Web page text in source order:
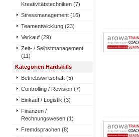
Kreativitätstechniken (7)
Stressmanagement (16)
Teamentwicklung (23)
Verkauf (29)
Zeit- / Selbstmanagement
(11)
Kategorien Hardskills
Betriebswirtschaft (5)
Controlling / Revision (7)
Einkauf / Logistik (3)
Finanzen /
Rechnungswesen (1)
Fremdsprachen (8)